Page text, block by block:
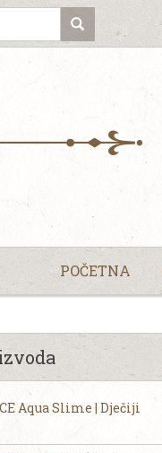
POČETNA
Aqua Slime | Dječiji